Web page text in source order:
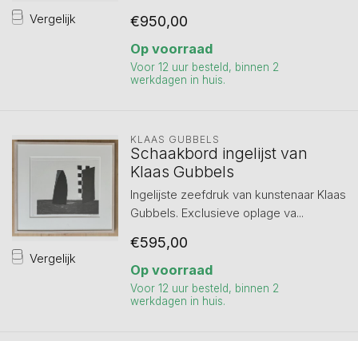
Vergelijk €950,00
Op voorraad
Voor 12 uur besteld, binnen 2
werkdagen in huis.
Vergelijk
KLAAS GUBBELS
Schaakbord ingelijst van
Klaas Gubbels
Ingelijste zeefdruk van kunstenaar Klaas
Gubbels. Exclusieve oplage va...
€595,00
Op voorraad
Voor 12 uur besteld, binnen 2
werkdagen in huis.